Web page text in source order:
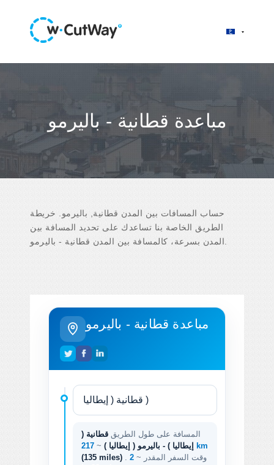
مباعدة قطانية - باليرمو
حساب المسافات بين المدن قطانية, باليرمو. خريطة
الطريق الخاصة بنا تساعدك على تحديد المسافة بين
مباعدة قطانية - باليرمو
المسافة على طول الطريق قطانية (
إيطاليا ) - باليرمو ( إيطاليا ) ~
217 km
(135 miles)
. وقت السفر المقدر ~ 2